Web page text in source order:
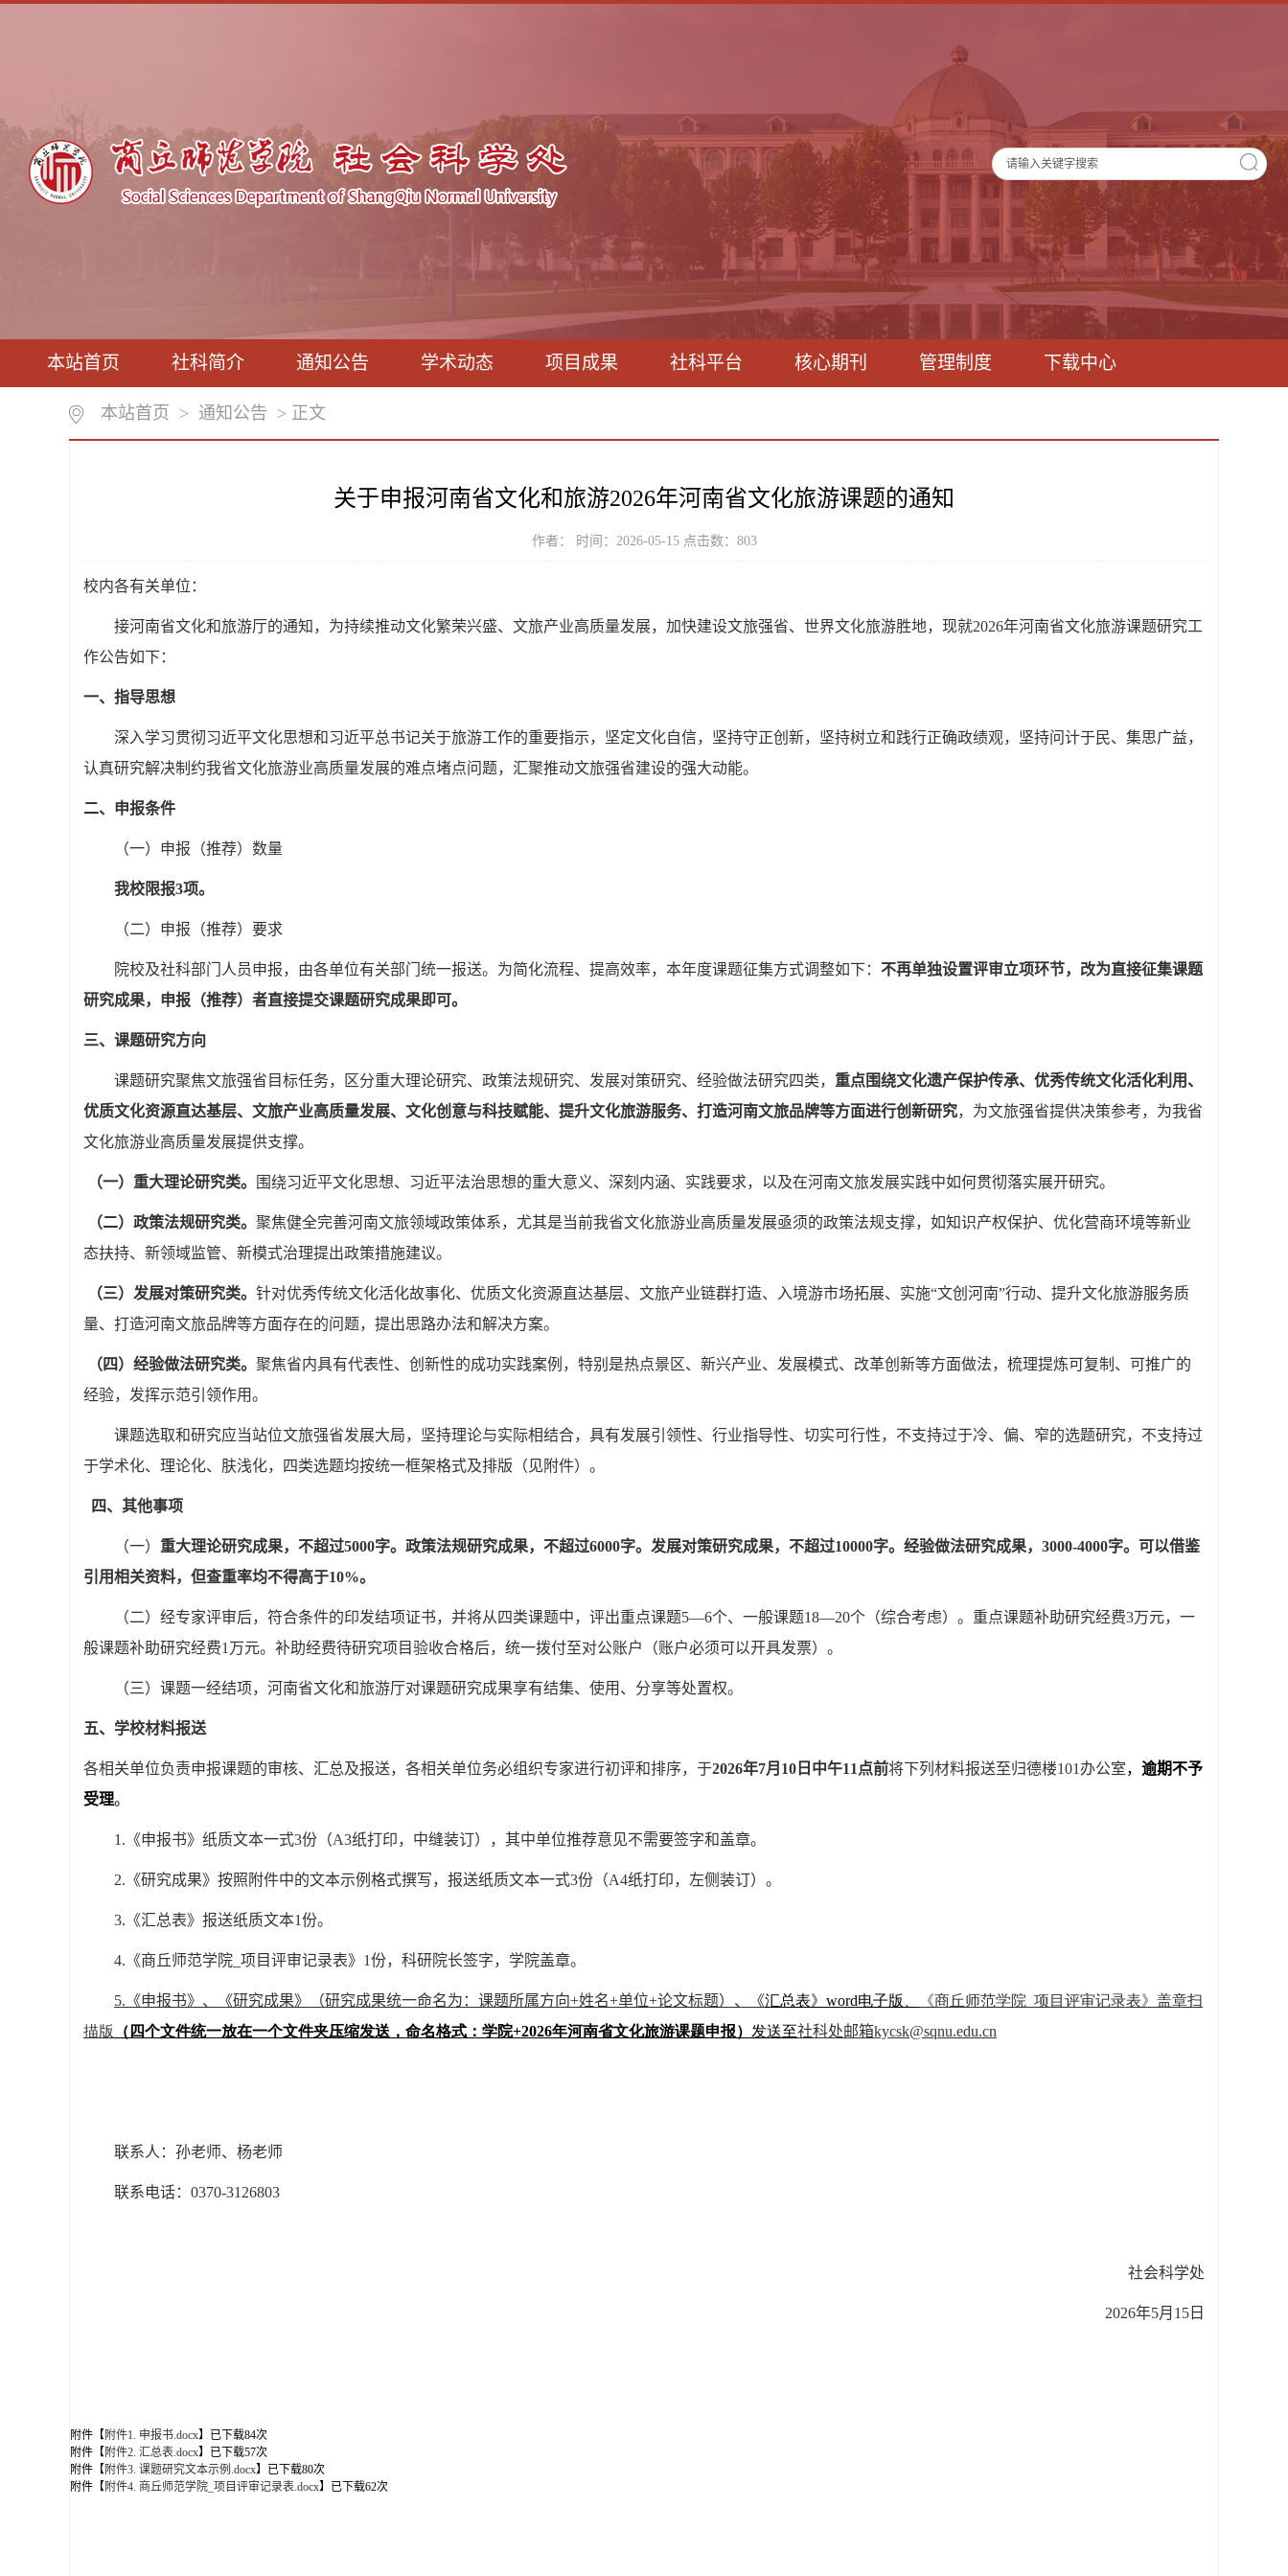
本站首页 社科简介 通知公告 学术动态 项目成果 社科平台 核心期刊 管理制度 下载中心
本站首页 > 通知公告 > 正文
关于申报河南省文化和旅游2026年河南省文化旅游课题的通知
作者： 时间：2026-05-15 点击数： 803
校内各有关单位：
接河南省文化和旅游厅的通知，为持续推动文化繁荣兴盛、文旅产业高质量发展，加快建设文旅强省、世界文化旅游胜地，现就2026年河南省文化旅游课题研究工
作公告如下：
一、指导思想
深入学习贯彻习近平文化思想和习近平总书记关于旅游工作的重要指示，坚定文化自信，坚持守正创新，坚持树立和践行正确政绩观，坚持问计于民、集思广益，
认真研究解决制约我省文化旅游业高质量发展的难点堵点问题，汇聚推动文旅强省建设的强大动能。
二、申报条件
（一）申报（推荐）数量
我校限报3项。
（二）申报（推荐）要求
院校及社科部门人员申报，由各单位有关部门统一报送。为简化流程、提高效率，本年度课题征集方式调整如下： 不再单独设置评审立项环节，改为直接征集课题
研究成果，申报（推荐）者直接提交课题研究成果即可。
三、课题研究方向
课题研究聚焦文旅强省目标任务，区分重大理论研究、政策法规研究、发展对策研究、经验做法研究四类， 重点围绕文化遗产保护传承、优秀传统文化活化利用、
优质文化资源直达基层、文旅产业高质量发展、文化创意与科技赋能、提升文化旅游服务、打造河南文旅品牌等方面进行创新研究，为文旅强省提供决策参考，为我省
文化旅游业高质量发展提供支撑。
（一）重大理论研究类。 围绕习近平文化思想、习近平法治思想的重大意义、深刻内涵、实践要求，以及在河南文旅发展实践中如何贯彻落实展开研究。
（二）政策法规研究类。 聚焦健全完善河南文旅领域政策体系，尤其是当前我省文化旅游业高质量发展亟须的政策法规支撑，如知识产权保护、优化营商环境等新业
态扶持、新领域监管、新模式治理提出政策措施建议。
（三）发展对策研究类。 针对优秀传统文化活化故事化、优质文化资源直达基层、文旅产业链群打造、入境游市场拓展、实施“文创河南”行动、提升文化旅游服务质
量、打造河南文旅品牌等方面存在的问题，提出思路办法和解决方案。
（四）经验做法研究类。 聚焦省内具有代表性、创新性的成功实践案例，特别是热点景区、新兴产业、发展模式、改革创新等方面做法，梳理提炼可复制、可推广的
经验，发挥示范引领作用。
课题选取和研究应当站位文旅强省发展大局，坚持理论与实际相结合，具有发展引领性、行业指导性、切实可行性，不支持过于冷、偏、窄的选题研究，不支持过
于学术化、理论化、肤浅化，四类选题均按统一框架格式及排版（见附件）。
四、其他事项
（一） 重大理论研究成果，不超过5000字。政策法规研究成果，不超过6000字。发展对策研究成果，不超过10000字。经验做法研究成果， 3000-4000字。可以借鉴
引用相关资料，但查重率均不得高于10%。
（二）经专家评审后，符合条件的印发结项证书，并将从四类课题中，评出重点课题5—6个、一般课题18—20个（综合考虑）。重点课题补助研究经费3万元，一
般课题补助研究经费1 万元。补助经费待研究项目验收合格后，统一拨付至对公账户（账户必须可以开具发票）。
（三）课题一经结项，河南省文化和旅游厅对课题研究成果享有结集、使用、分享等处置权。
五、学校材料报送
各相关单位负责申报课题的审核、汇总及报送，各相关单位务必组织专家进行初评和排序，于2026年7月 10 日中午11 点前将下列材料报送至归德楼101办公室， 逾期不予
受理。
1. 《申报书》纸质文本一式3份（A3纸打印，中缝装订），其中单位推荐意见不需要签字和盖章。
2. 《研究成果》按照附件中的文本示例格式撰写，报送纸质文本一式3份（A4纸打印，左侧装订）。
3. 《汇总表》报送纸质文本1份。
4.《商丘师范学院_项目评审记录表》1份，科研院长签字，学院盖章。
5. 《申报书》、《研究成果》（研究成果统一命名为：课题所属方向+姓名+单位+论文标题）、 《汇总表》word电子版、
《商丘师范学院_项目评审记录表》盖章扫
描版
（四个文件统一放在一个文件夹压缩发送，命名格式：学院+2026年河南省文化旅游课题申报） 发送至社科处邮箱kycsk@sqnu.edu.cn
联系人：孙老师、杨老师
联系电话：0370-3126803
社会科学处
2026年5月 15 日
附件【附件1. 申报书.docx】已下载84次
附件【附件2. 汇总表.docx】已下载57次
附件【附件3. 课题研究文本示例.docx】已下载80次
附件【附件4. 商丘师范学院_项目评审记录表.docx】已下载62次